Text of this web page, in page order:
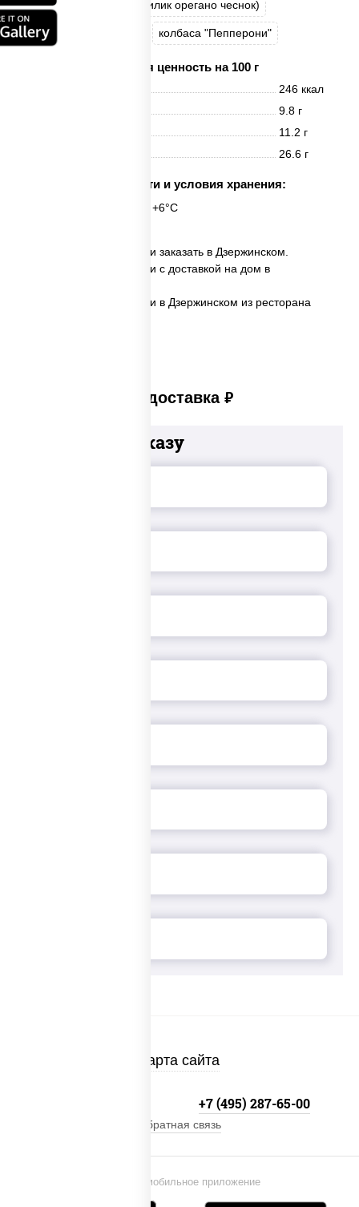
пицца соус (томаты базилик орегано чеснок)
моцарелла для пиццы колбаса "Пепперони"
Пищевая ценность на 100 г
246 ккал
9.8 г
11.2 г
26.6 г
Срок годности и условия хранения:
24 часа при t° от +2°C до +6°C
✅ Пицца Пепперони мини заказать в Дзержинском.
✅ Пицца Пепперони мини с доставкой на дом в
✅ Пицца Пепперони мини в Дзержинском из ресторана
Платная доставка руб
Добавьте к заказу
Карта сайта
Установи мобильное приложение
+7 (495) 287-65-00
Обратная связь